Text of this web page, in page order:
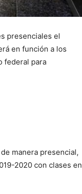
presenciales el
en función a los
federal para
manera presencial,
2020 con clases en